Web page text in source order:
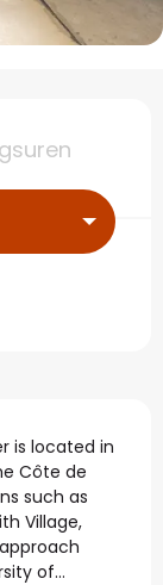
is located in
Côte de
such as
Village,
of...